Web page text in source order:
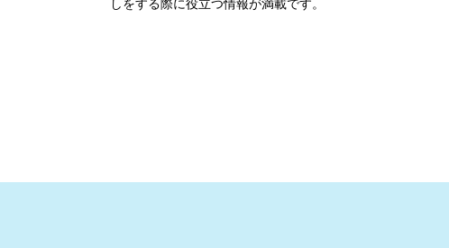
しをする際に役立つ情報が満載です。